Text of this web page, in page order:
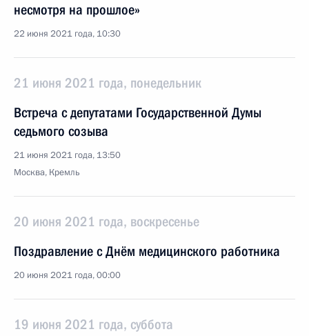
несмотря на прошлое»
22 июня 2021 года, 10:30
21 июня 2021 года, понедельник
Встреча с депутатами Государственной Думы
седьмого созыва
21 июня 2021 года, 13:50
Москва, Кремль
20 июня 2021 года, воскресенье
Поздравление с Днём медицинского работника
20 июня 2021 года, 00:00
19 июня 2021 года, суббота